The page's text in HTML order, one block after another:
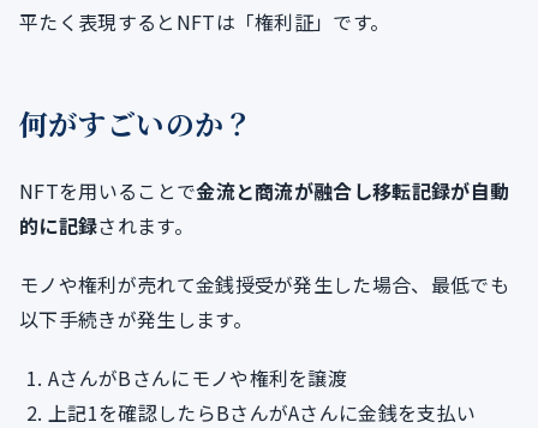
平たく表現するとNFTは「権利証」です。
何がすごいのか？
NFTを用いることで金流と商流が融合し移転記録が自動
的に記録されます。
モノや権利が売れて金銭授受が発生した場合、最低でも
以下手続きが発生します。
AさんがBさんにモノや権利を譲渡
上記1を確認したらBさんがAさんに金銭を支払い